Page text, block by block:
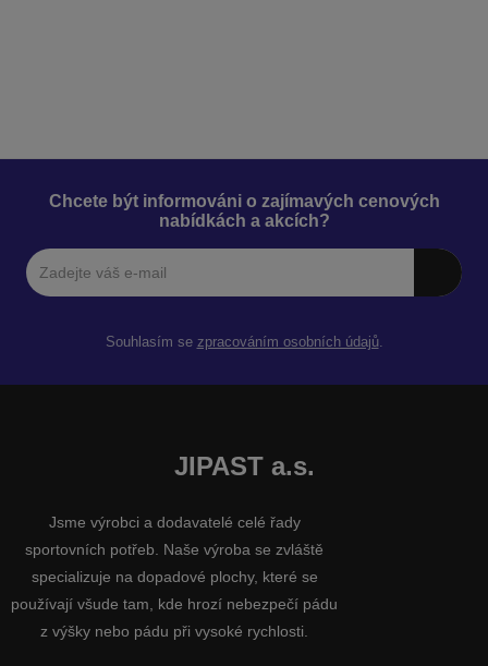
Chcete být informováni o zajímavých cenových
nabídkách a akcích?
Souhlasím se zpracováním osobních údajů.
JIPAST a.s.
Jsme výrobci a dodavatelé celé řady
sportovních potřeb. Naše výroba se zvláště
specializuje na dopadové plochy, které se
používají všude tam, kde hrozí nebezpečí pádu
z výšky nebo pádu při vysoké rychlosti.